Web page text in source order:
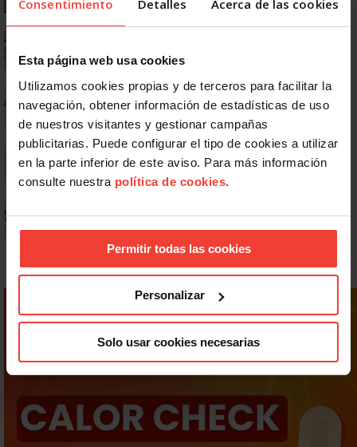
Consentimiento Detalles Acerca de las cookies
Esta página web usa cookies
Utilizamos cookies propias y de terceros para facilitar la
navegación, obtener información de estadísticas de uso
de nuestros visitantes y gestionar campañas
publicitarias. Puede configurar el tipo de cookies a utilizar
en la parte inferior de este aviso. Para más información
consulte nuestra política de cookies.
Permitir todas las cookies
Personalizar
Solo usar cookies necesarias
No: si un festivo cae en sábado, no tienen por qué darte un día
libre
Dudas frecuentes sobre las vacaciones
Correos